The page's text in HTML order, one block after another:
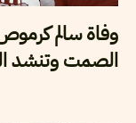
وفاة سالم
الصمت وتنشد